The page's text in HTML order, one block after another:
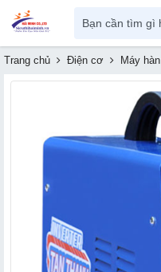
Trang chủ Điện cơ Máy hàn